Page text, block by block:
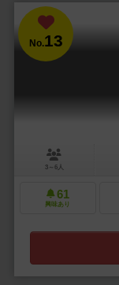
No.13
3～6人
61
興味あり